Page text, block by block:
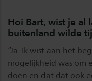
Hoi Bart, wist je al
buitenland wilde
“Ja. Ik wist aan het
mogelijkheid was om
doen en dat dat ook